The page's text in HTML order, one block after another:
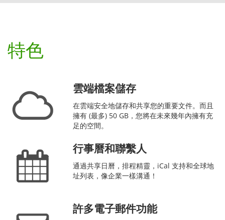
特色
雲端檔案儲存
在雲端安全地儲存和共享您的重要文件。而且
擁有 (最多) 50 GB，您將在未來幾年內擁有充
足的空間。
行事曆和聯繫人
通過共享日曆，排程精靈，iCal 支持和全球地
址列表，像企業一樣溝通！
許多電子郵件功能